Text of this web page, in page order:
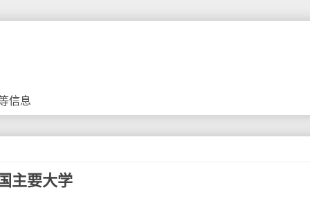
信息
主要大学